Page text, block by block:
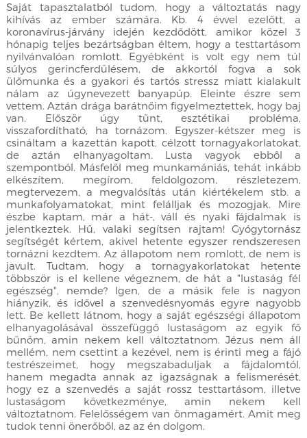
Saját tapasztalatból tudom, hogy a változtatás nagy
kihívás az ember számára. Kb. 4 évvel ezelőtt, a
koronavírus-járvány idején kezdődött, amikor közel 3
hónapig teljes bezártságban éltem, hogy a testtartásom
nyilvánvalóan romlott. Egyébként is volt egy nem túl
súlyos gerincferdülésem, de akkortól fogva a sok
ülőmunka és a gyakori és tartós stressz miatt kialakult
nálam az úgynevezett banyapúp. Eleinte észre sem
vettem. Aztán drága barátnőim figyelmeztettek, hogy baj
van. Először úgy tűnt, esztétikai probléma,
visszafordítható, ha tornázom. Egyszer-kétszer meg is
csináltam a kazettán kapott, célzott tornagyakorlatokat,
de aztán elhanyagoltam. Lusta vagyok ebből a
szempontból. Másfelől meg munkamániás, tehát inkább
elkészítem, megírom, feldolgozom, részletezem,
megtervezem, a megvalósítás után kiértékelem stb. a
munkafolyamatokat, mint felálljak és mozogjak. Mire
észbe kaptam, már a hát-, váll és nyaki fájdalmak is
jelentkeztek. Hű, valaki segítsen rajtam! Gyógytornász
segítségét kértem, akivel hetente egyszer rendszeresen
tornázni kezdtem. Az állapotom nem romlott, de nem is
javult. Tudtam, hogy a tornagyakorlatokat hetente
többször is el kellene végeznem, de hát a "lustaság fél
egészség", nemde? Igen, de a másik fele is nagyon
hiányzik, és idővel a szenvedésnyomás egyre nagyobb
lett. Be kellett látnom, hogy a saját egészségi állapotom
elhanyagolásával összefüggő lustaságom az egyik fő
bűnöm, amin nekem kell változtatnom. Jézus nem áll
mellém, nem csettint a kezével, nem is érinti meg a fájó
testrészeimet, hogy megszabaduljak a fájdalomtól,
hanem megadta annak az igazságnak a felismerését,
hogy ez a szenvedés a saját rossz testtartásom, illetve
lustaságom következménye, amin nekem kell
változtatnom. Felelősségem van önmagamért. Amit meg
tudok tenni önerőből, az az én dolgom.